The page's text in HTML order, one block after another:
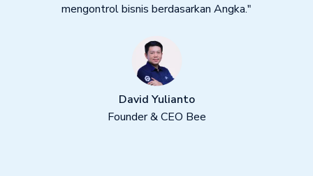
mengontrol bisnis berdasarkan Angka."
David Yulianto
Founder & CEO Bee